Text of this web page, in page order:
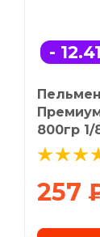
- 12.41
800гр
257